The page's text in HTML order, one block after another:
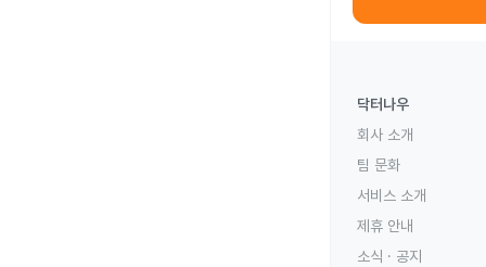
닥터나우
회사 소개
팀 문화
서비스 소개
제휴 안내
소식 · 공지